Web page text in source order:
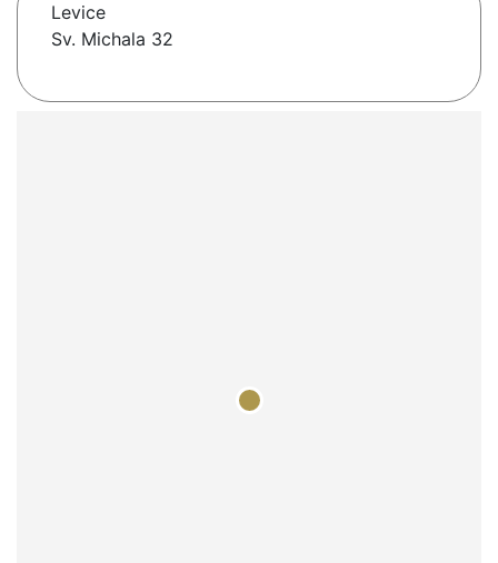
Levice
Sv. Michala 32